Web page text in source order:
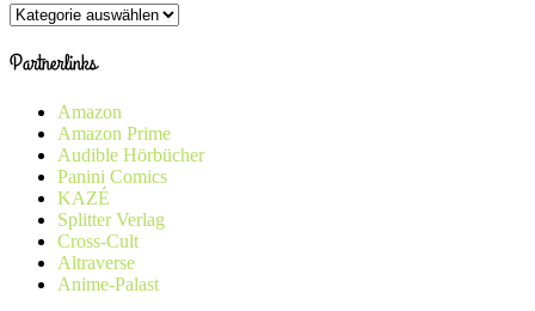
Kategorien
Partnerlinks
Amazon
Amazon Prime
Audible Hörbücher
Panini Comics
KAZÉ
Splitter Verlag
Cross-Cult
Altraverse
Anime-Palast